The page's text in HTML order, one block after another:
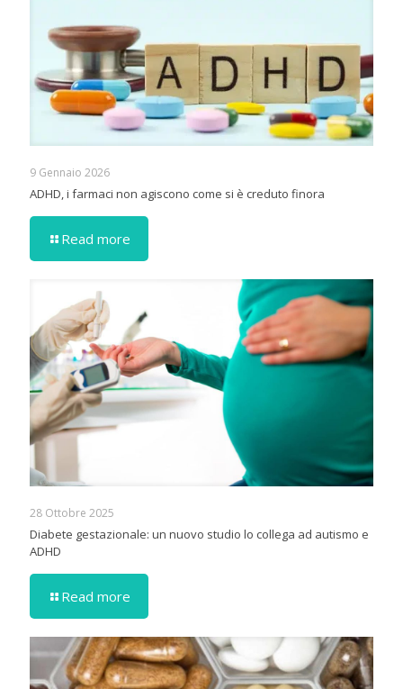
9 Gennaio 2026
ADHD, i farmaci non agiscono come si è creduto finora
Read more
28 Ottobre 2025
Diabete gestazionale: un nuovo studio lo collega ad autismo e
ADHD
Read more